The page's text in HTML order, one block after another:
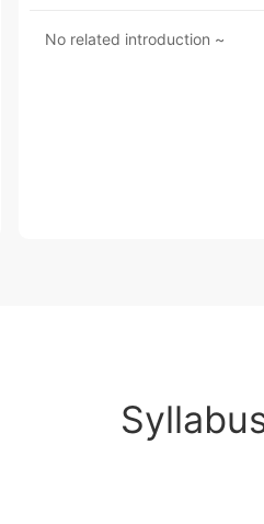
No related introduction ~